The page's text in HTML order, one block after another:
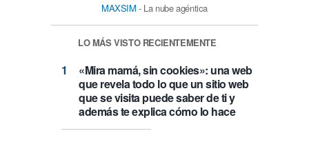
MAXSIM - La nube agéntica
LO MÁS VISTO RECIENTEMENTE
«Mira mamá, sin cookies»: una web
que revela todo lo que un sitio web
que se visita puede saber de ti y
además te explica cómo lo hace